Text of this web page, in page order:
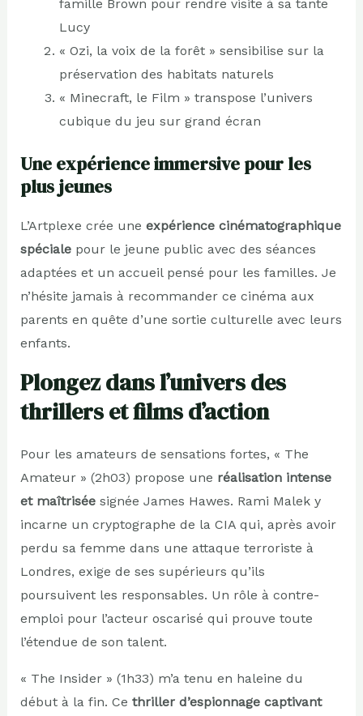
famille Brown pour rendre visite à sa tante
Lucy
« Ozi, la voix de la forêt » sensibilise sur la
préservation des habitats naturels
« Minecraft, le Film » transpose l’univers
cubique du jeu sur grand écran
Une expérience immersive pour les
plus jeunes
L’Artplexe crée une expérience cinématographique
spécialepour le jeune public avec des séances
adaptées et un accueil pensé pour les familles. Je
n’hésite jamais à recommander ce cinéma aux
parents en quête d’une sortie culturelle avec leurs
enfants.
Plongez dans l’univers des
thrillers et films d’action
Pour les amateurs de sensations fortes, « The
Amateur » (2h03) propose une réalisation intense
et maîtriséesignée James Hawes. Rami Malek y
incarne un cryptographe de la CIA qui, après avoir
perdu sa femme dans une attaque terroriste à
Londres, exige de ses supérieurs qu’ils
poursuivent les responsables. Un rôle à contre-
emploi pour l’acteur oscarisé qui prouve toute
l’étendue de son talent.
« The Insider » (1h33) m’a tenu en haleine du
début à la fin. Ce thriller d’espionnage captivant